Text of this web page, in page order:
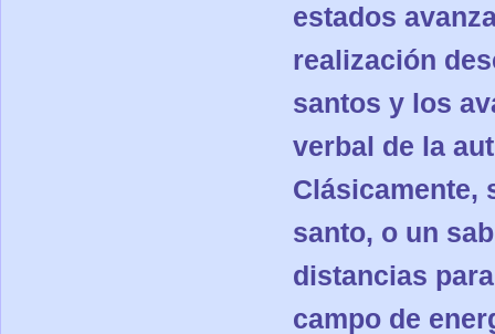
estados
realización
santos y los
verbal de la
Clásicamente,
santo, o un
distancias
campo de